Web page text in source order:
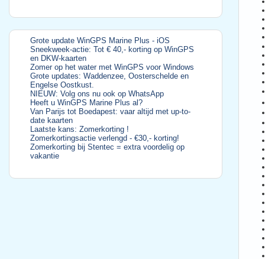
Grote update WinGPS Marine Plus - iOS
Sneekweek-actie: Tot € 40,- korting op WinGPS
en DKW-kaarten
Zomer op het water met WinGPS voor Windows
Grote updates: Waddenzee, Oosterschelde en
Engelse Oostkust.
NIEUW: Volg ons nu ook op WhatsApp
Heeft u WinGPS Marine Plus al?
Van Parijs tot Boedapest: vaar altijd met up-to-
date kaarten
Laatste kans: Zomerkorting !
Zomerkortingsactie verlengd - €30,- korting!
Zomerkorting bij Stentec = extra voordelig op
vakantie